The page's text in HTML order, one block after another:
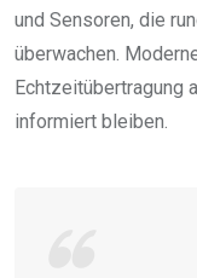
und Sensoren, die
überwachen.
Echtzeitübertragung
informiert bleiben.